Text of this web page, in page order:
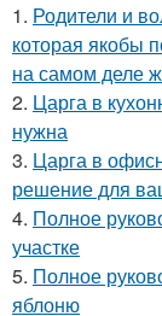
1. Родители и
которая якобы
на самом деле
2. Царга в
нужна
3. Царга в
решение для
4. Полное
участке
5. Полное
яблоню